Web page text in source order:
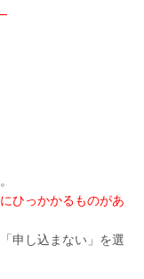
にひっかかるものがあ
申し込まない」を選